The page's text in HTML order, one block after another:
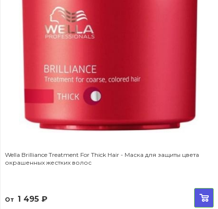
Wella Brilliance Treatment For Thick Hair - Маска для защиты цвета
окрашенных жестких волос
От 1 495 ₽